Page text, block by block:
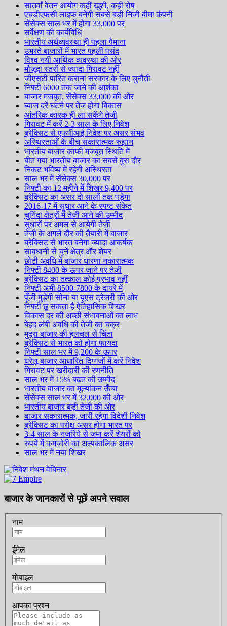
सातवाँ वेतन आयोग कहीं खुशी, कहीं रोष
एचडीएफसी लाइफ बनेगी सबसे बड़ी निजी बीमा कंपनी
सेंसेक्स साल भर में होगा 33,000 पर
सर्वेक्षण की कार्यविधि
भारतीय अर्थव्यवस्था ही पहला पैमाना
उभरते बाजारों में भारत पहली पसंद
विश्व नयी आर्थिक व्यवस्था की ओर
मौजूदा स्तरों से ज्यादा गिरावट नहीं
जीएसटी पारित कराना सरकार के लिए चुनौती
निफ्टी 6000 तक जाने की आशंका
बाजार मजबूत, सेंसेक्स 33,000 की ओर
ब्याज दरें घटने पर तेज होगा विकास
आंतरिक कारक ही ला सकेंगे तेजी
गिरावट में करें 2-3 साल के लिए निवेश
ब्रेक्सिट से एफपीआई निवेश पर असर संभव
अस्थिरताओं के बीच सकारात्मक रुझान
भारतीय बाजार काफी मजबूत स्थिति में
बीत गया भारतीय बाजार का सबसे बुरा दौर
निकट भविष्य में रहेगी अस्थिरता
साल भर में सेंसेक्स 30,000 पर
निफ्टी का 12 महीने में शिखर 9,400 पर
ब्रेक्सिट का असर दो सालों तक पड़ेगा
2016-17 में सुधार आने के स्पष्ट संकेत
चुनिंदा क्षेत्रों में तेजी आने की उम्मीद
सुधारों पर अमल से आयेगी तेजी
तेजी के अगले दौर की तैयारी में बाजार
ब्रेक्सिट से भारत बनेगा ज्यादा आकर्षक
सावधानी से चुनें क्षेत्र और शेयर
छोटी अवधि में बाजार धारणा नकारात्मक
निफ्टी 8400 के ऊपर जाने पर तेजी
ब्रेक्सिट का तत्काल कोई प्रभाव नहीं
निफ्टी अभी 8500-7800 के दायरे में
पूँजी मुड़ेगी सोना या यूएस ट्रेजरी की ओर
निफ्टी छू सकता है ऐतिहासिक शिखर
विकास दर की अच्छी संभावनाओं का लाभ
बेहद लंबी अवधि की तेजी का चक्र
मुद्रा बाजार की हलचल से चिंता
ब्रेक्सिट से भारत को होगा फायदा
निफ्टी साल भर में 9,200 के ऊपर
घरेलू बाजार आधारित दिग्गजों में करें निवेश
गिरावट पर खरीदारी की रणनीति
साल भर में 15% बढ़त की उम्मीद
भारतीय बाजार का मूल्यांकन ऊँचा
सेंसेक्स साल भर में 32,000 की ओर
भारतीय बाजार बड़ी तेजी की ओर
बाजार सकारात्मक, जारी रहेगा विदेशी निवेश
ब्रेक्सिट का परोक्ष असर होगा भारत पर
3-4 साल के नजरिये से जमा करें शेयरों को
रुपये में कमजोरी का अल्पकालिक असर
साल भर में नया शिखर
बाजार के जानकारों से पूछें अपने सवाल
नाम
ईमेल
मोबाइल
आपका प्रश्न